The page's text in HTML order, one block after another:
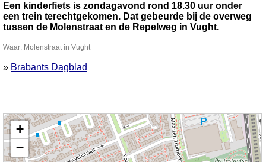
Een kinderfiets is zondagavond rond 18.30 uur onder
een trein terechtgekomen. Dat gebeurde bij de overweg
tussen de Molenstraat en de Repelweg in Vught.
Waar: Molenstraat in Vught
» Brabants Dagblad
Kaart nieuws Vught. Locatie nieuws: 51.64660 / 5.28869 Molenstraat
+
−